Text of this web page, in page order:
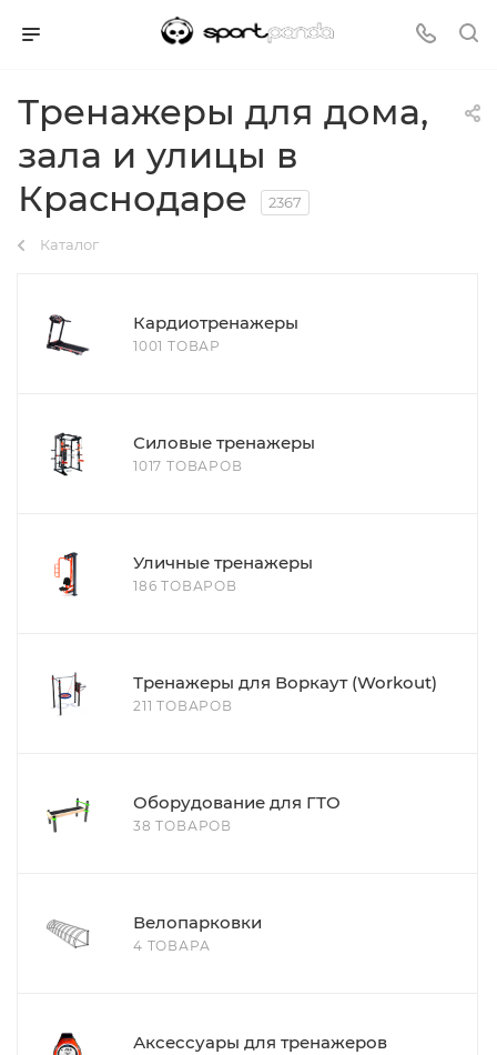
Тренажеры для дома,
зала и улицы в
Краснодаре
2367
Каталог
Кардиотренажеры
1001 ТОВАР
Силовые тренажеры
1017 ТОВАРОВ
Уличные тренажеры
186 ТОВАРОВ
Тренажеры для Воркаут (Workout)
211 ТОВАРОВ
Оборудование для ГТО
38 ТОВАРОВ
Велопарковки
4 ТОВАРА
Аксессуары для тренажеров